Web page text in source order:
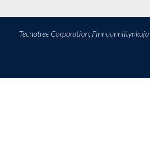
Tecnotree Corporation,